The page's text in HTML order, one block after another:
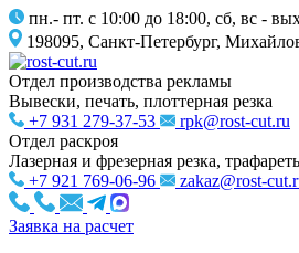
пн.- пт. с 10:00 до 18:00, сб, вс -
198095, Санкт-Петербург,
Отдел производства рекламы
Вывески, печать, плоттерная резка
+7 931 279-37-53
rpk@rost-cut.ru
Отдел раскроя
Лазерная и фрезерная резка,
+7 921 769-06-96
zakaz@rost-
Заявка на расчет